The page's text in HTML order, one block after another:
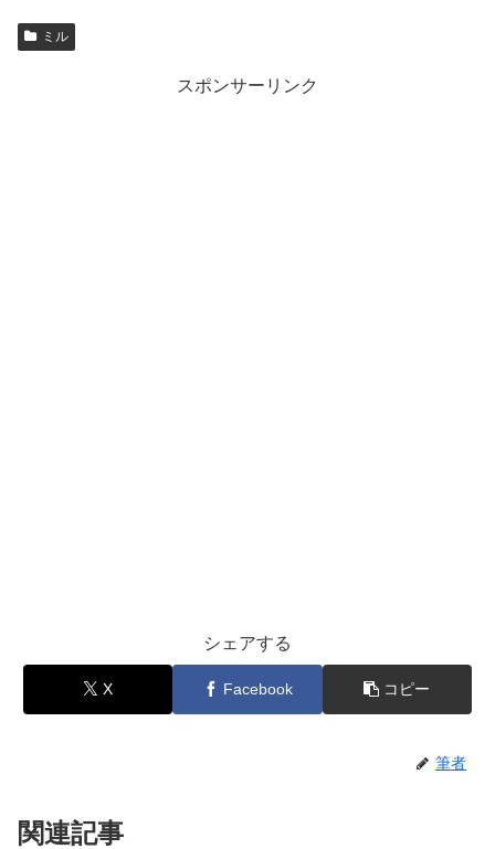
ミル
スポンサーリンク
シェアする
X Facebook コピー
筆者
関連記事